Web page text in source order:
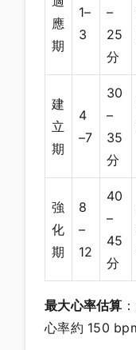
應
期
1–
3
–
25
分
建
立
期
4
–7
30
–
35
分
強
化
期
8
–
12
40
–
45
分
最大心率估算
心率約 150